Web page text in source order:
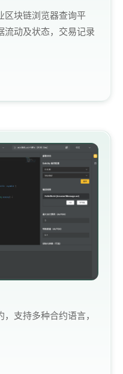
区块链浏览器查询平
流动及状态，交易记录
支持多种合约语言，